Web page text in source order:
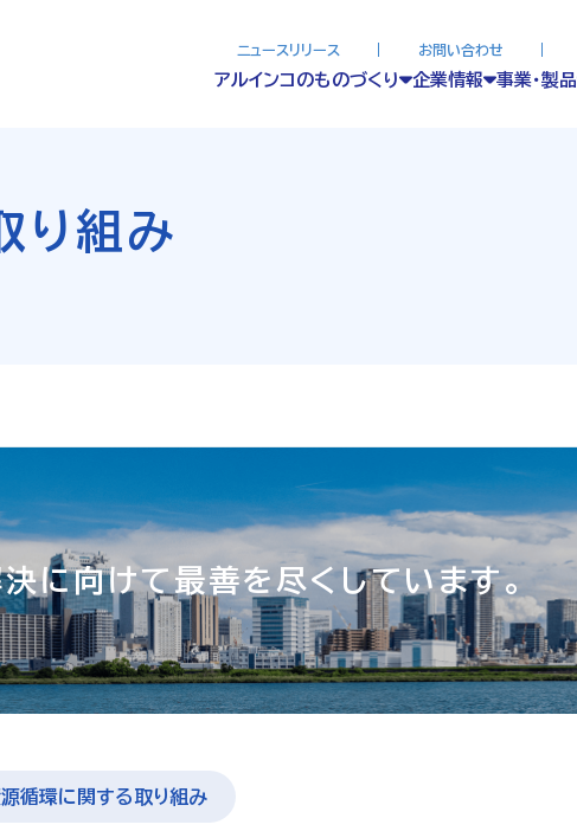
ニュースリリース お問い合わせ
アルインコのものづくり 企業情報 事業・製品
り組み
に向けて最善を尽くしています。
循環に関する取り組み